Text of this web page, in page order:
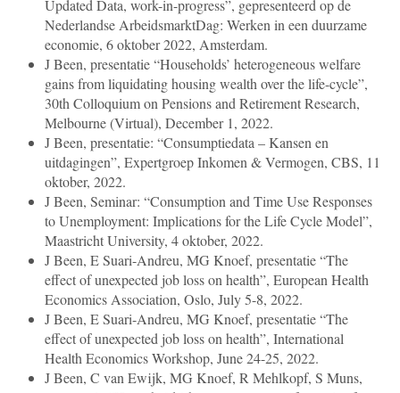
Updated Data, work-in-progress”, gepresenteerd op de
Nederlandse ArbeidsmarktDag: Werken in een duurzame
economie, 6 oktober 2022, Amsterdam.
J Been, presentatie “Households’ heterogeneous welfare
gains from liquidating housing wealth over the life-cycle”,
30th Colloquium on Pensions and Retirement Research,
Melbourne (Virtual), December 1, 2022.
J Been, presentatie: “Consumptiedata – Kansen en
uitdagingen”, Expertgroep Inkomen & Vermogen, CBS, 11
oktober, 2022.
J Been, Seminar: “Consumption and Time Use Responses
to Unemployment: Implications for the Life Cycle Model”,
Maastricht University, 4 oktober, 2022.
J Been, E Suari-Andreu, MG Knoef, presentatie “The
effect of unexpected job loss on health”, European Health
Economics Association, Oslo, July 5-8, 2022.
J Been, E Suari-Andreu, MG Knoef, presentatie “The
effect of unexpected job loss on health”, International
Health Economics Workshop, June 24-25, 2022.
J Been, C van Ewijk, MG Knoef, R Mehlkopf, S Muns,